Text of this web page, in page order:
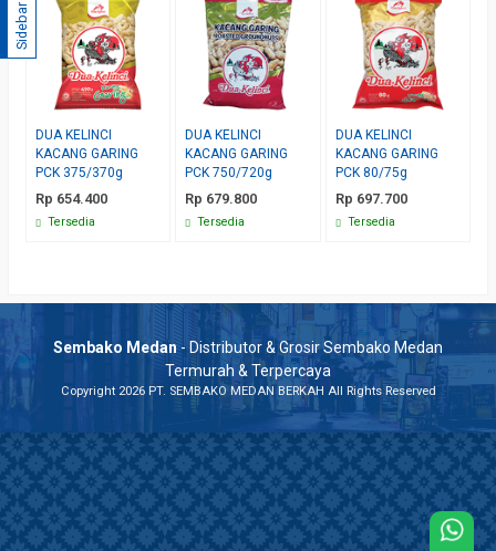
DUA KELINCI
KACANG GARING
PCK 375/370g
Rp 654.400
Tersedia
DUA KELINCI
KACANG GARING
PCK 750/720g
Rp 679.800
Tersedia
DUA KELINCI
KACANG GARING
PCK 80/75g
Rp 697.700
Tersedia
Sidebar
Sembako Medan- Distributor & Grosir Sembako Medan
Termurah & Terpercaya
Copyright 2026 PT. SEMBAKO MEDAN BERKAH All Rights Reserved